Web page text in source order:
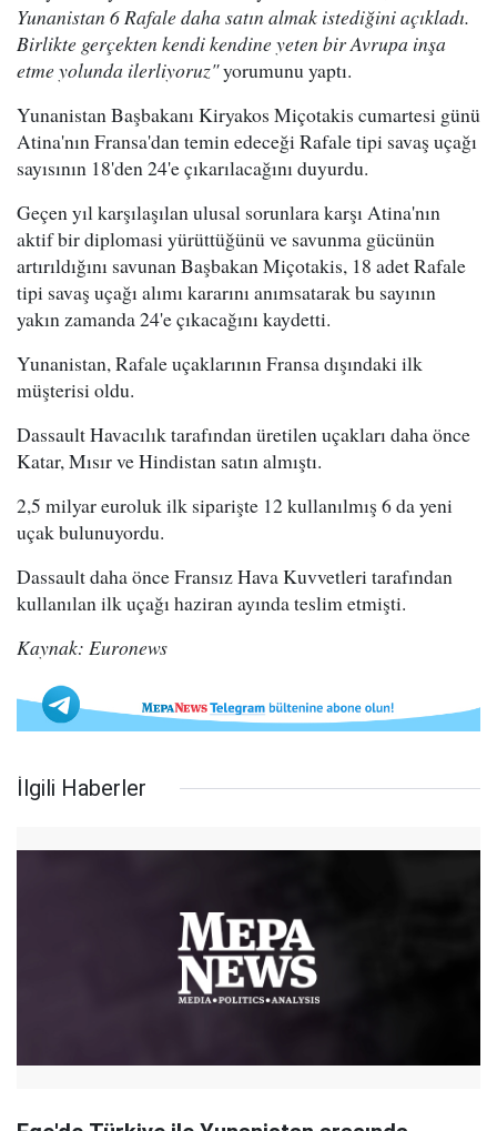
Yunanistan 6 Rafale daha satın almak istediğini açıkladı.
Birlikte gerçekten kendi kendine yeten bir Avrupa inşa
etme yolunda ilerliyoruz"yorumunu yaptı.
Yunanistan Başbakanı Kiryakos Miçotakis cumartesi günü
Atina'nın Fransa'dan temin edeceği Rafale tipi savaş uçağı
sayısının 18'den 24'e çıkarılacağını duyurdu.
Geçen yıl karşılaşılan ulusal sorunlara karşı Atina'nın
aktif bir diplomasi yürüttüğünü ve savunma gücünün
artırıldığını savunan Başbakan Miçotakis, 18 adet Rafale
tipi savaş uçağı alımı kararını anımsatarak bu sayının
yakın zamanda 24'e çıkacağını kaydetti.
Yunanistan, Rafale uçaklarının Fransa dışındaki ilk
müşterisi oldu.
Dassault Havacılık tarafından üretilen uçakları daha önce
Katar, Mısır ve Hindistan satın almıştı.
2,5 milyar euroluk ilk siparişte 12 kullanılmış 6 da yeni
uçak bulunuyordu.
Dassault daha önce Fransız Hava Kuvvetleri tarafından
kullanılan ilk uçağı haziran ayında teslim etmişti.
Kaynak: Euronews
İlgili Haberler